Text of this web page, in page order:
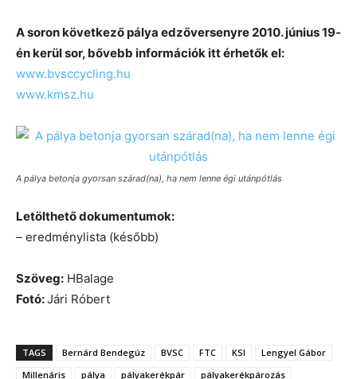
A soron következő pálya edzőversenyre 2010. június 19-
én kerül sor, bővebb információk itt érhetők el:
www.bvsccycling.hu
www.kmsz.hu
A pálya betonja gyorsan szárad(na), ha nem lenne égi utánpótlás
Letölthető dokumentumok:
– eredménylista (később)
Szöveg: HBalage
Fotó:Jári Róbert
TAGS Bernárd Bendegúz BVSC FTC KSI
Lengyel Gábor
Millenáris
pálya pályakerékpár
pályakerékpározás